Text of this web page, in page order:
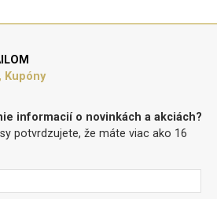
Kupóny
informacií o novinkách a akciách?
potvrdzujete, že máte viac ako 16